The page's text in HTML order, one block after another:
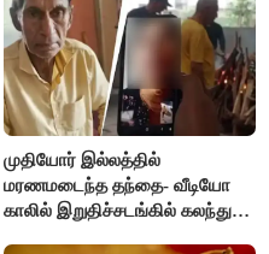
முதியோர் இல்லத்தில்
மரணமடைந்த தந்தை- வீடியோ
காலில் இறுதிச்சடங்கில் கலந்து